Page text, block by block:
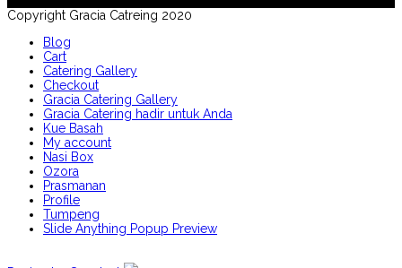
Copyright Gracia Catreing 2020
Blog
Cart
Catering Gallery
Checkout
Gracia Catering Gallery
Gracia Catering hadir untuk Anda
Kue Basah
My account
Nasi Box
Ozora
Prasmanan
Profile
Tumpeng
Slide Anything Popup Preview